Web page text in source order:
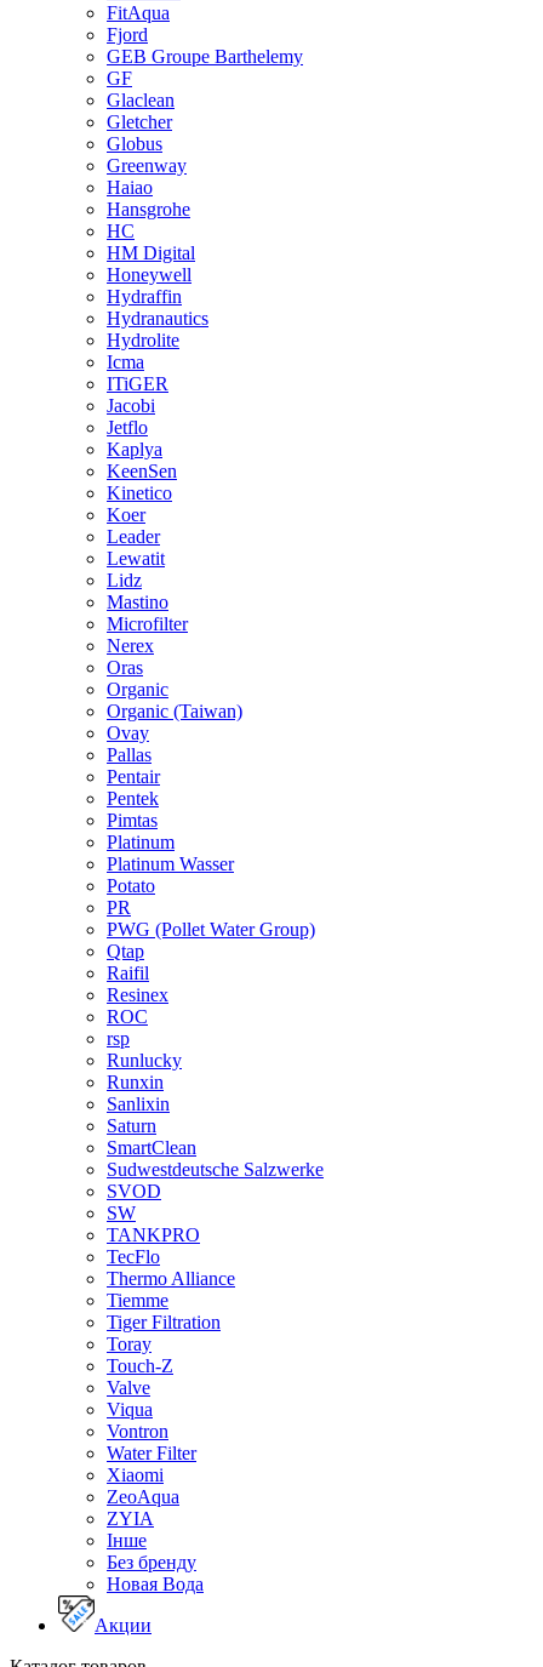
FitAqua
Fjord
GEB Groupe Barthelemy
GF
Glaclean
Gletcher
Globus
Greenway
Haiao
Hansgrohe
HC
HM Digital
Honeywell
Hydraffin
Hydranautics
Hydrolite
Icma
ITiGER
Jacobi
Jetflo
Kaplya
KeenSen
Kinetico
Koer
Leader
Lewatit
Lidz
Mastino
Microfilter
Nerex
Oras
Organic
Organic (Taiwan)
Ovay
Pallas
Pentair
Pentek
Pimtas
Platinum
Platinum Wasser
Potato
PR
PWG (Pollet Water Group)
Qtap
Raifil
Resinex
ROC
rsp
Runlucky
Runxin
Sanlixin
Saturn
SmartClean
Sudwestdeutsche Salzwerke
SVOD
SW
TANKPRO
TecFlo
Thermo Alliance
Tiemme
Tiger Filtration
Toray
Touch-Z
Valve
Viqua
Vontron
Water Filter
Xiaomi
ZeoAqua
ZYIA
Інше
Без бренду
Новая Вода
Акции